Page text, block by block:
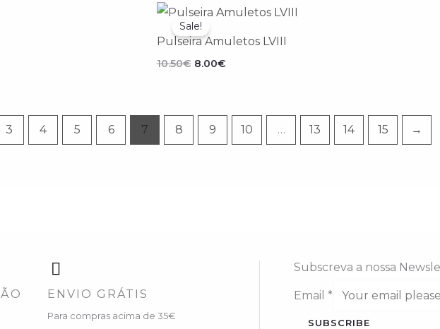
Sale!
Pulseira Amuletos LVIII
10.50€
O
preço
original
era:
10.50€.
8.00€
O
preço
atual
é:
8.00€.
3 4 5 6 7 8 9 10 … 13 14 15 →
ENVIO GRÁTIS
Para compras acima de 35€
Subscreva a nossa
Email *
SUBSCRIBE